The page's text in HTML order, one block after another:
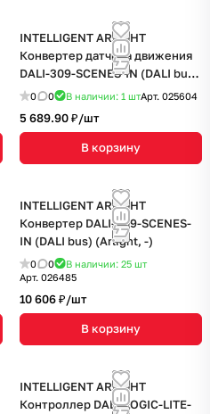
INTELLIGENT ARLIGHT
Конвертер датчика движения
DALI-309-SCENES-IN (DALI bus,
230V) (IARL, -)
0 0 В наличии: 1 штАрт. 025604
5 689.90 ₽/шт
В корзину
INTELLIGENT ARLIGHT
Конвертер DALI-309-SCENES-
IN (DALI bus) (Arlight, -)
0 0 В наличии: 25 шт
Арт. 026485
10 606 ₽/шт
В корзину
INTELLIGENT ARLIGHT
Контроллер DALI-LOGIC-LITE-